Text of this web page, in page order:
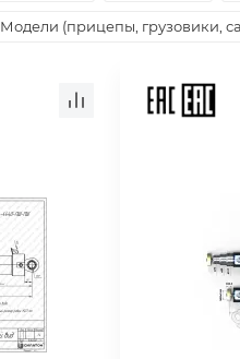
Прочие
Модели (прицепы, грузовики,